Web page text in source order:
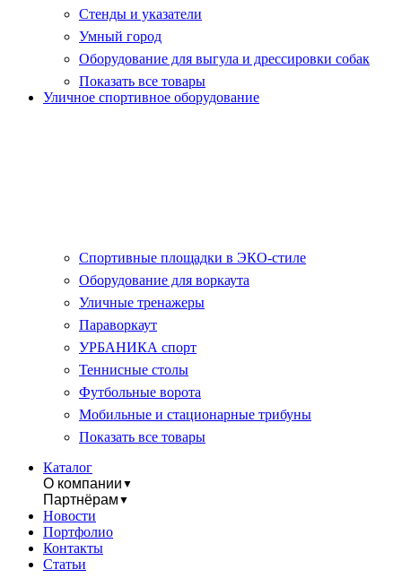
Стенды и указатели
Умный город
Оборудование для выгула и дрессировки собак
Показать все товары
Уличное спортивное оборудование
Спортивные площадки в ЭКО-стиле
Оборудование для воркаута
Уличные тренажеры
Параворкаут
УРБАНИКА спорт
Теннисные столы
Футбольные ворота
Мобильные и стационарные трибуны
Показать все товары
Каталог
О компании ▼
Партнёрам ▼
Новости
Портфолио
Контакты
Статьи